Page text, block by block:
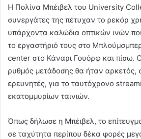
Η Πολίνα Μπέιβελ του University
συνεργάτες της πέτυχαν το ρεκόρ
υπάρχοντα καλώδια οπτικών ινών
το εργαστήριό τους στο
center στο Κάναρι Γουόρφ και πίσω.
ρυθμός μετάδοσης θα ήταν
ερευνητές, για το ταυτόχρονο
εκατομμυρίων ταινιών.
Όπως δήλωσε η Μπέιβελ, το
σε ταχύτητα περίπου δέκα φορές